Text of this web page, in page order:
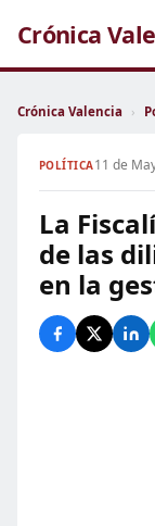
Crónica
Crónica Valencia ›
POLÍTICA11 de
La
de las
en la